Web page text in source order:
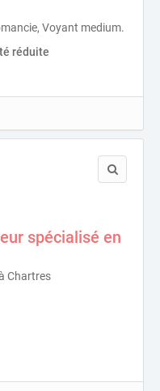
Voyant medium.
réduite
spécialisé en
Chartres